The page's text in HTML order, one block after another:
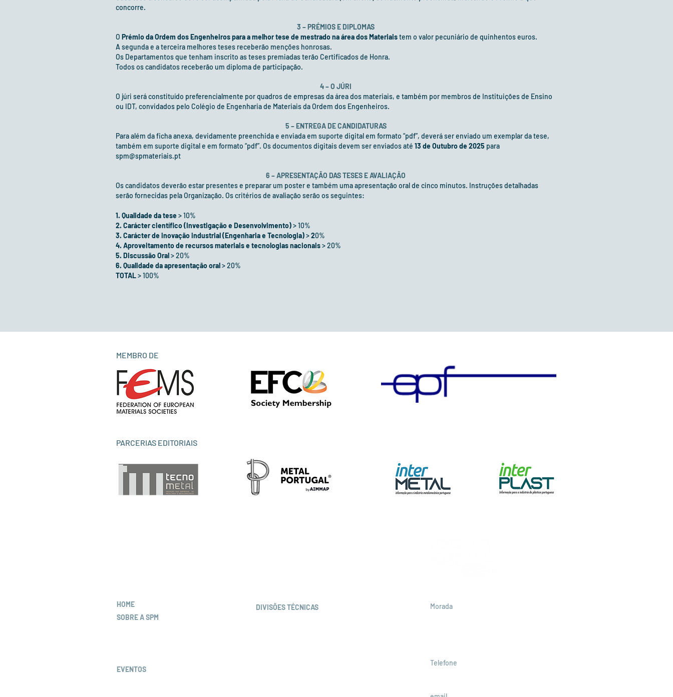
concorre.
3 – PRÉMIOS E DIPLOMAS
O Prémio da Ordem dos Engenheiros para a melhor tese de mestrado na área dos Materiaistem o valor pecuniário de quinhentos euros.
A segunda e a terceira melhores teses receberão menções honrosas.
Os Departamentos que tenham inscrito as teses premiadas terão Certificados de Honra.
Todos os candidatos receberão um diploma de participação.
4 – O JÚRI
O júri será constituído preferencialmente por quadros de empresas da área dos materiais, e também por membros de Instituições de Ensino
ou IDT, convidados pelo Colégio de Engenharia de Materiais da Ordem dos Engenheiros.
5 – ENTREGA DE CANDIDATURAS
Para além da ficha anexa, devidamente preenchida e enviada em suporte digital em formato “pdf”, deverá ser enviado um exemplar da tese,
também em suporte digital e em formato “pdf”. Os documentos digitais devem ser enviados até 13 de Outubro de 2025 para
spm@spmateriais.pt
6 – APRESENTAÇÃO DAS TESES E AVALIAÇÃO
Os candidatos deverão estar presentes e preparar um poster e também uma apresentação oral de cinco minutos. Instruções detalhadas
serão fornecidas pela Organização. Os critérios de avaliação serão os seguintes:
1. Qualidade da tese> 10%
2. Carácter científico (Investigação e Desenvolvimento)> 10%
3. Carácter de inovação industrial (Engenharia e Tecnologia)>20%
4. Aproveitamento de recursos materiais e tecnologias nacionais> 20%
5. Discussão Oral> 20%
6. Qualidade da apresentação oral> 20%
TOTAL> 100%
MEMBRO DE
PARCERIAS EDITORIAIS
HOME
SOBRE A SPM
EVENTOS
DIVISÕES TÉCNICAS
Morada
Telefone